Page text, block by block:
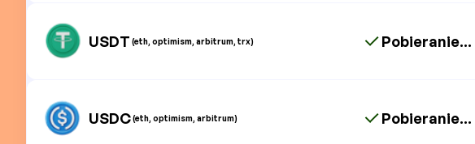
USDT (eth, optimism, arbitrum, trx) Pobieranie...
USDC(eth, optimism, arbitrum) Pobieranie...